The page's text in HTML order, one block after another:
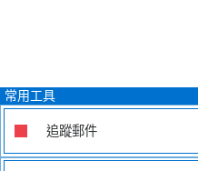
常用工具
追蹤郵件